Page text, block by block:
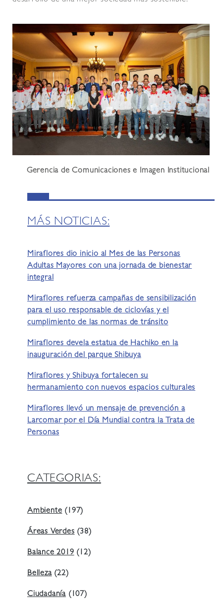
Gerencia de Comunicaciones e Imagen Institucional
MÁS NOTICIAS:
Miraflores dio inicio al Mes de las Personas
Adultas Mayores con una jornada de bienestar
integral
Miraflores refuerza campañas de sensibilización
para el uso responsable de ciclovías y el
cumplimiento de las normas de tránsito
Miraflores devela estatua de Hachiko en la
inauguración del parque Shibuya
Miraflores y Shibuya fortalecen su
hermanamiento con nuevos espacios culturales
Miraflores llevó un mensaje de prevención a
Larcomar por el Día Mundial contra la Trata de
Personas
CATEGORIAS:
Ambiente (197)
Áreas Verdes (38)
Balance 2019 (12)
Belleza(22)
Ciudadanía (107)